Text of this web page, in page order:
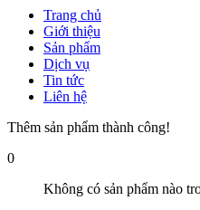
Trang chủ
Giới thiệu
Sản phẩm
Dịch vụ
Tin tức
Liên hệ
Thêm sản phẩm thành công!
0
Không có sản phẩm nào